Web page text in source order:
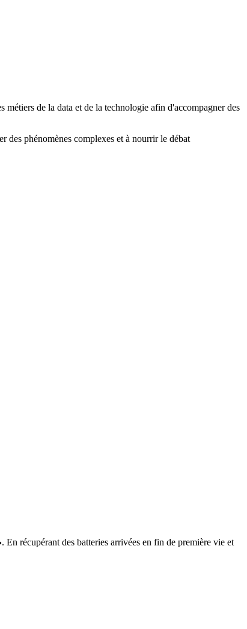
de la data et de la technologie afin d'accompagner des
des phénomènes complexes et à nourrir le débat
. En récupérant des batteries arrivées en fin de première vie et